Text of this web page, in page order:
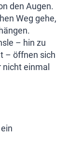
den Augen.
Weg gehe,
– hin zu
– öffnen sich
nicht einmal